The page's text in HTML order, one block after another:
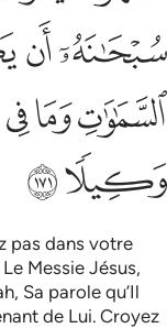
ﱭﱮ
ﱶﱷﱸ
ﱽﱾ
pas dans votre
Messie Jésus,
Sa parole qu’Il
de Lui. Croyez